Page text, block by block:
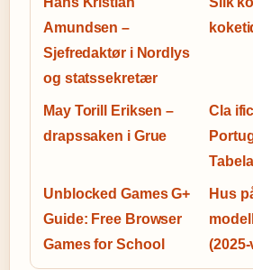
Amundsen –
Sjefredaktør i Nordlys
og statssekretær
May Torill Eriksen –
drapssaken i Grue
Cla
Unblocked Games G+
Guide: Free Browser
Games for School
Hus